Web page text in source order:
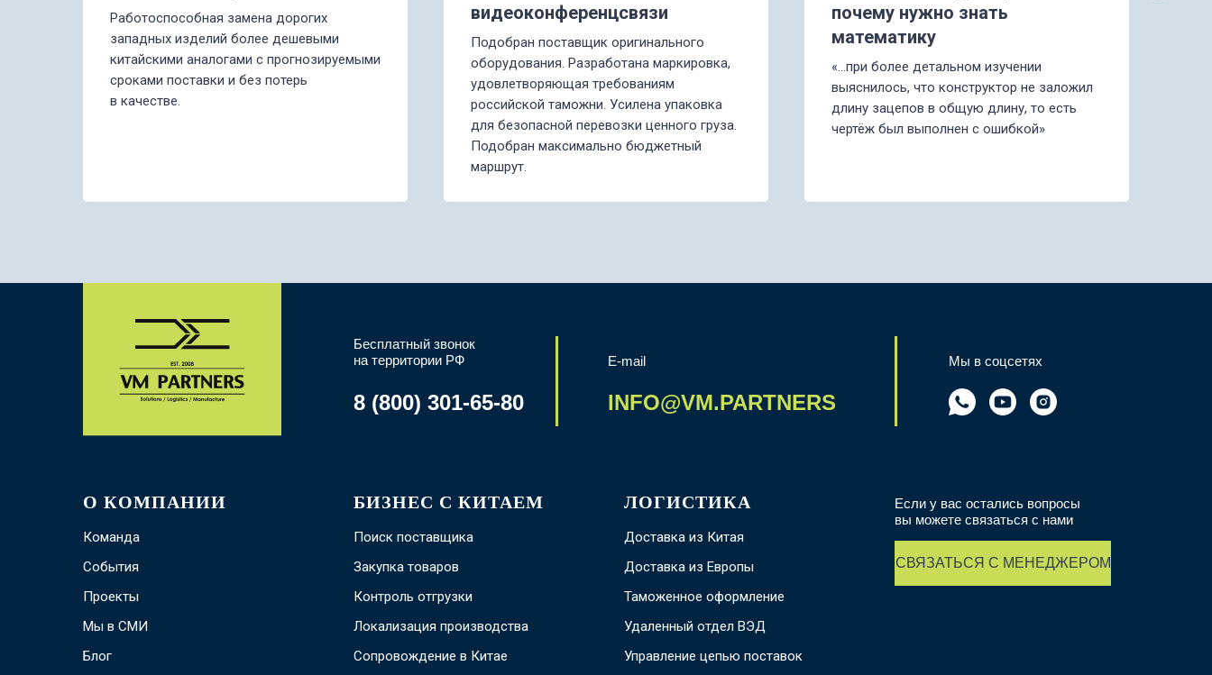
Работоспособная замена дорогих
западных изделий более дешевыми
китайскими аналогами с прогнозируемыми
сроками поставки и без потерь
в качестве.
видеоконференцсвязи
Подобран поставщик оригинального
оборудования. Разработана маркировка,
удовлетворяющая требованиям
российской таможни. Усилена упаковка
для безопасной перевозки ценного груза.
Подобран максимально бюджетный
маршрут.
почему нужно знать
математику
«…при более детальном изучении
выяснилось, что конструктор не заложил
длину зацепов в общую длину, то есть
чертёж был выполнен с ошибкой»
Бесплатный звонок
на территории РФ
8 (800) 301-65-80
E-mail
INFO@VM.PARTNERS
СВЯЗАТЬСЯ С МЕНЕДЖЕРОМ
Если у вас остались вопросы
вы можете связаться с нами
Мы в соцсетях
О КОМПАНИИ
Команда
События
Проекты
Мы в СМИ
Блог
БИЗНЕС С КИТАЕМ
Поиск поставщика
Закупка товаров
Контроль отгрузки
Локализация производства
Сопровождение в Китае
ЛОГИСТИКА
Доставка из Китая
Доставка из Европы
Таможенное оформление
Удаленный отдел ВЭД
Управление цепью поставок
-